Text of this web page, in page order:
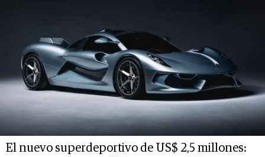
El nuevo superdeportivo de US$ 2,5 millones: